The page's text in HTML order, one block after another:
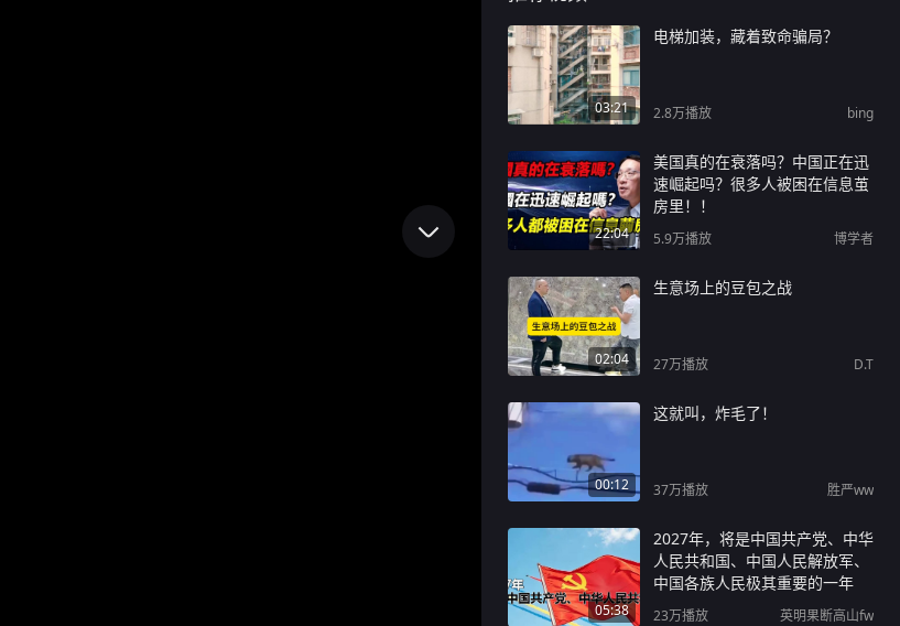
03:21
电梯加装，藏着致命骗局？
2.8万播放 bing
22:04
美国真的在衰落吗？中国正在迅
速崛起吗？很多人被困在信息茧
房里！！
5.9万播放 博学者
02:04
生意场上的豆包之战
27万播放 D.T
00:12
这就叫，炸毛了！
37万播放 胜严ww
05:38
2027年，将是中国共产党、中华
人民共和国、中国人民解放军、
中国各族人民极其重要的一年
23万播放 英明果断高山fw